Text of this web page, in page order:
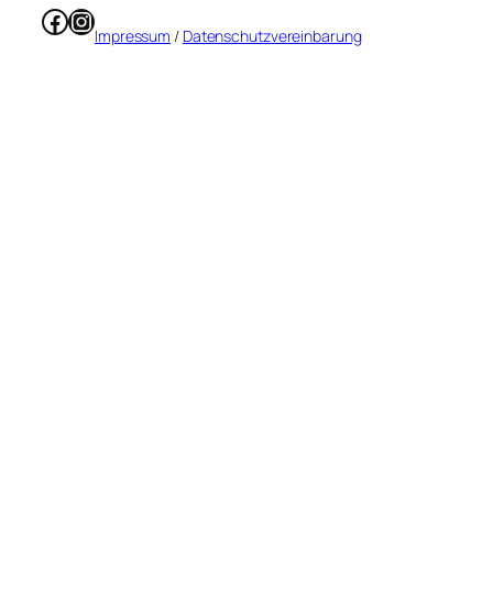
Facebook
Instagram
Impressum / Datenschutzvereinbarung